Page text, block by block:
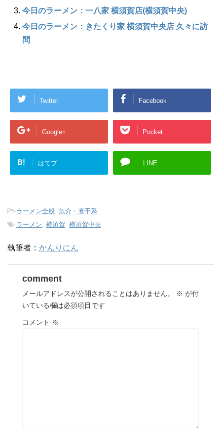
今日のラーメン：一八家 横須賀店(横須賀中央)
今日のラーメン：きたくり家 横須賀中央店 久々に訪
問
Twitter Facebook
Google+ Pocket
B! はてブ LINE
-ラーメン全般, 魚介・煮干系
-ラーメン, 横須賀, 横須賀中央
執筆者： かんりにん
comment
メールアドレスが公開されることはありません。 ※ が付
いている欄は必須項目です
コメント ※